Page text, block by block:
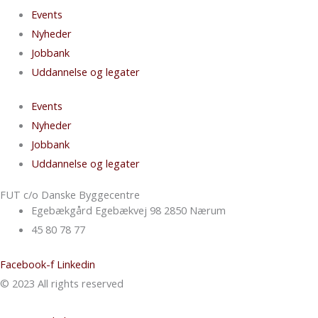
Events
Nyheder
Jobbank
Uddannelse og legater
Events
Nyheder
Jobbank
Uddannelse og legater
FUT c/o Danske Byggecentre
Egebækgård Egebækvej 98 2850 Nærum
45 80 78 77
Facebook-f Linkedin
© 2023 All rights reserved​